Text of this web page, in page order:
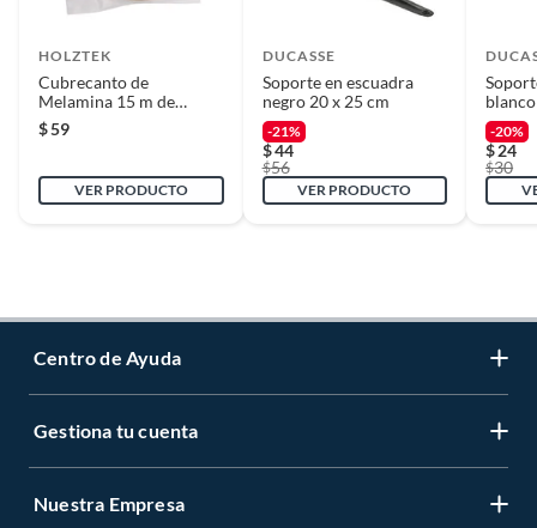
HOLZTEK
Cubrecanto de
Melamina 15 m de
16mm Precomp Ceniza
$59
VER PRODUCTO
DUCASSE
Soporte en escuadra
negro 20 x 25 cm
-21%
$44
$56
VER PRODUCTO
-20%
$24
$30
Centro de Ayuda
Servicio al Cliente
Gestiona tu cuenta
Gestiona tu cuenta
Nuestra Empresa